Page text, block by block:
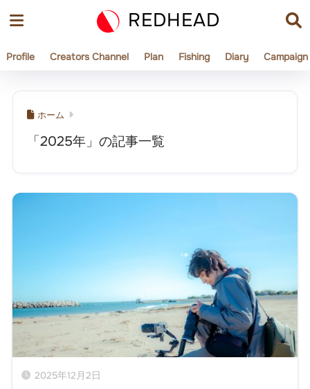
REDHEAD
Profile Creators Channel Plan Fishing Diary Campaign
ホーム
「2025年」の記事一覧
2025年12月2日